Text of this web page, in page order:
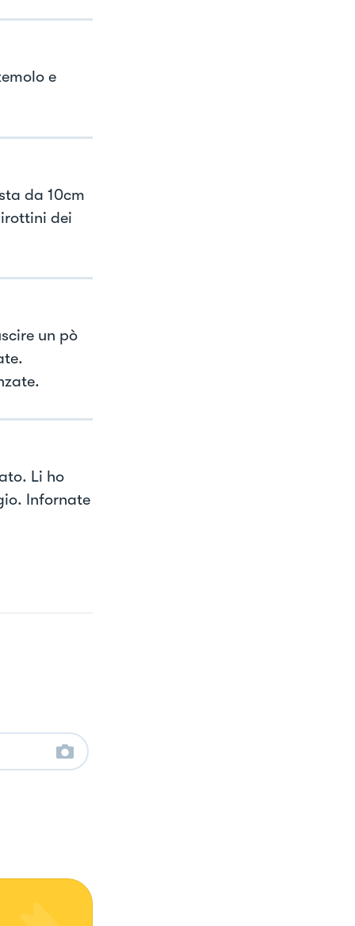
e
da 10cm
dei
un pò
Li ho
Infornate